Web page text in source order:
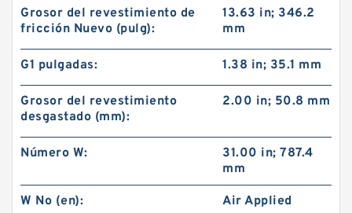
Grosor del revestimiento de
fricción Nuevo (pulg):
13.63 in; 346.2
mm
G1 pulgadas: 1.38 in; 35.1 mm
Grosor del revestimiento
desgastado (mm):
2.00 in; 50.8 mm
Número W:
31.00 in; 787.4
mm
W No (en): Air Applied